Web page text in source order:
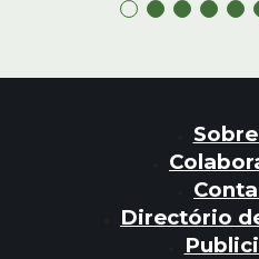
Directório